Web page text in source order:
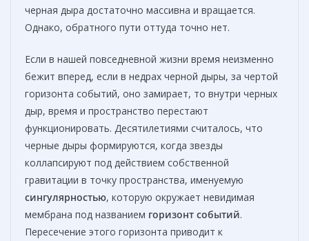
черная дыра достаточно массивна и вращается.
Однако, обратного пути оттуда точно нет.
Если в нашей повседневной жизни время неизменно
бежит вперед, если в недрах черной дыры, за чертой
горизонта событий, оно замирает, то внутри черных
дыр, время и пространство перестают
функционировать. Десятилетиями считалось, что
черные дыры формируются, когда звезды
коллапсируют под действием собственной
гравитации в точку пространства, именуемую
сингулярностью, которую окружает невидимая
мембрана под названием горизонт событий.
Пересечение этого горизонта приводит к